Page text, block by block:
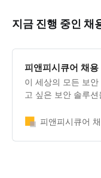
지금 진행 중인 채
피앤피시큐어 채용
이 세상의 모든 보
고 싶은 보안 솔루션
피앤피시큐어